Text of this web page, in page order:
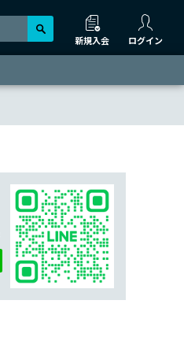
新規入会 ログイン